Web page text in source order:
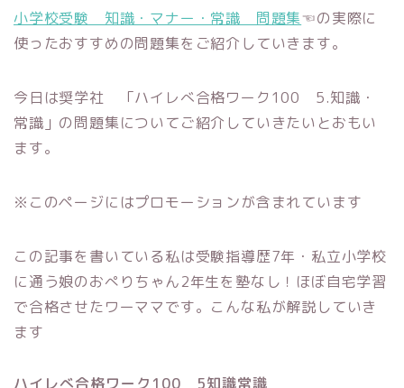
小学校受験 知識・マナー・常識 問題集☜の実際に
使ったおすすめの問題集をご紹介していきます。
今日は奨学社 「ハイレべ合格ワーク100 5.知識・
常識」の問題集についてご紹介していきたいとおもい
ます。
※このページにはプロモーションが含まれています
この記事を書いている私は受験指導歴7年・私立小学校
に通う娘のおぺりちゃん2年生を塾なし！ほぼ自宅学習
で合格させたワーママです。こんな私が解説していき
ます
ハイレべ合格ワーク100 5知識常識